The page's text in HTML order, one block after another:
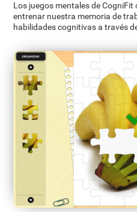
Los juegos mentales de
entrenar nuestra memoria de
habilidades cognitivas a través